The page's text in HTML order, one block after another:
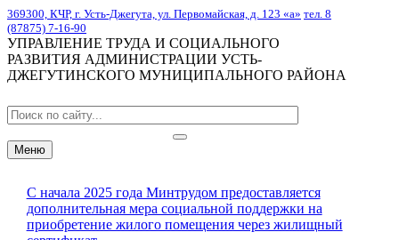
369300, КЧР, г. Усть-Джегута, ул. Первомайская, д. 123 «а» тел. 8
(87875) 7-16-90
УПРАВЛЕНИЕ ТРУДА И СОЦИАЛЬНОГО
РАЗВИТИЯ АДМИНИСТРАЦИИ УСТЬ-
ДЖЕГУТИНСКОГО МУНИЦИПАЛЬНОГО РАЙОНА
Меню
С начала 2025 года Минтрудом предоставляется
дополнительная мера социальной поддержки на
приобретение жилого помещения через жилищный